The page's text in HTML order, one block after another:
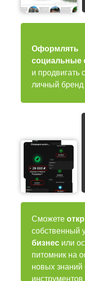
Оформлять
социальные
и продвигать
личный бренд
Сможете
собственный
бизнес или
питомник на
новых знаний
инструментов